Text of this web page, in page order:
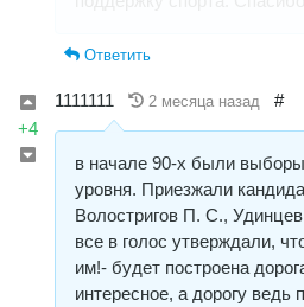
Ответить
+4
1111111 2 месяца назад #
в начале 90-х были
уровня. Приезжали
Волостригов П. С.,
все в голос утверждали,
им!- будет построена
интересное, а дорогу ведь